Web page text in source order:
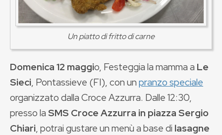
Un piatto di fritto di carne
Domenica 12 maggio, Festeggia la mamma a Le
Sieci, Pontassieve (FI), con unpranzo speciale
organizzato dalla Croce Azzurra. Dalle 12:30,
presso laSMS Croce Azzurra in piazza Sergio
Chiari, potrai gustare un menù a base di lasagne